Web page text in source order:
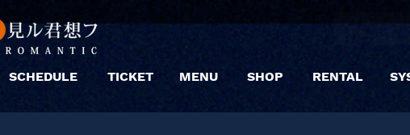
SCHEDULE TICKET MENU SHOP RENTAL